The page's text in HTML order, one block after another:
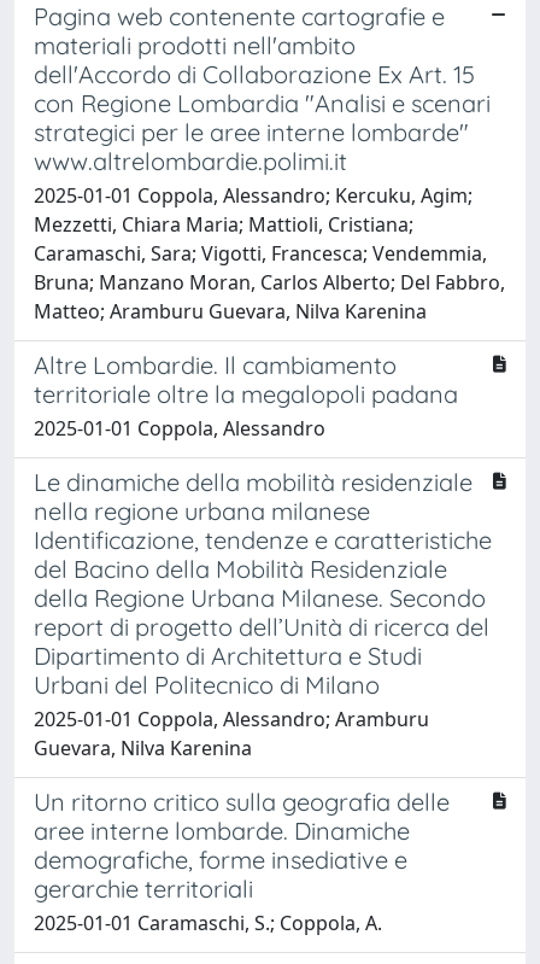
Pagina web contenente cartografie e
materiali prodotti nell'ambito
dell'Accordo di Collaborazione Ex Art. 15
con Regione Lombardia "Analisi e scenari
strategici per le aree interne lombarde"
www.altrelombardie.polimi.it
2025-01-01 Coppola, Alessandro; Kercuku, Agim;
Mezzetti, Chiara Maria; Mattioli, Cristiana;
Caramaschi, Sara; Vigotti, Francesca; Vendemmia,
Bruna; Manzano Moran, Carlos Alberto; Del Fabbro,
Matteo; Aramburu Guevara, Nilva Karenina
Altre Lombardie. Il cambiamento
territoriale oltre la megalopoli padana
2025-01-01 Coppola, Alessandro
Le dinamiche della mobilità residenziale
nella regione urbana milanese
Identificazione, tendenze e caratteristiche
del Bacino della Mobilità Residenziale
della Regione Urbana Milanese. Secondo
report di progetto dell’Unità di ricerca del
Dipartimento di Architettura e Studi
Urbani del Politecnico di Milano
2025-01-01 Coppola, Alessandro; Aramburu
Guevara, Nilva Karenina
Un ritorno critico sulla geografia delle
aree interne lombarde. Dinamiche
demografiche, forme insediative e
gerarchie territoriali
2025-01-01 Caramaschi, S.; Coppola, A.